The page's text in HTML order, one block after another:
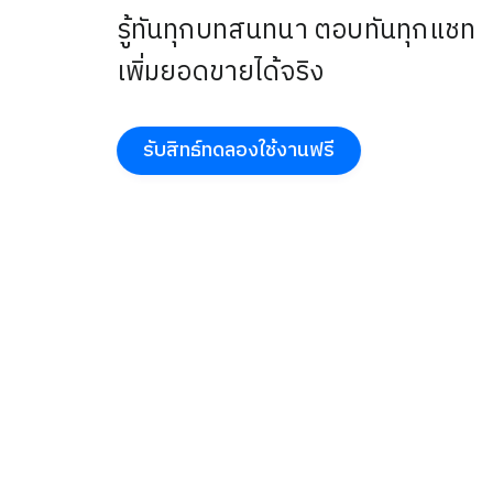
รู้ทันทุกบทสนทนา ตอบทันทุกแชท
เพิ่มยอดขายได้จริง
รับสิทธ์ทดลองใช้งานฟรี